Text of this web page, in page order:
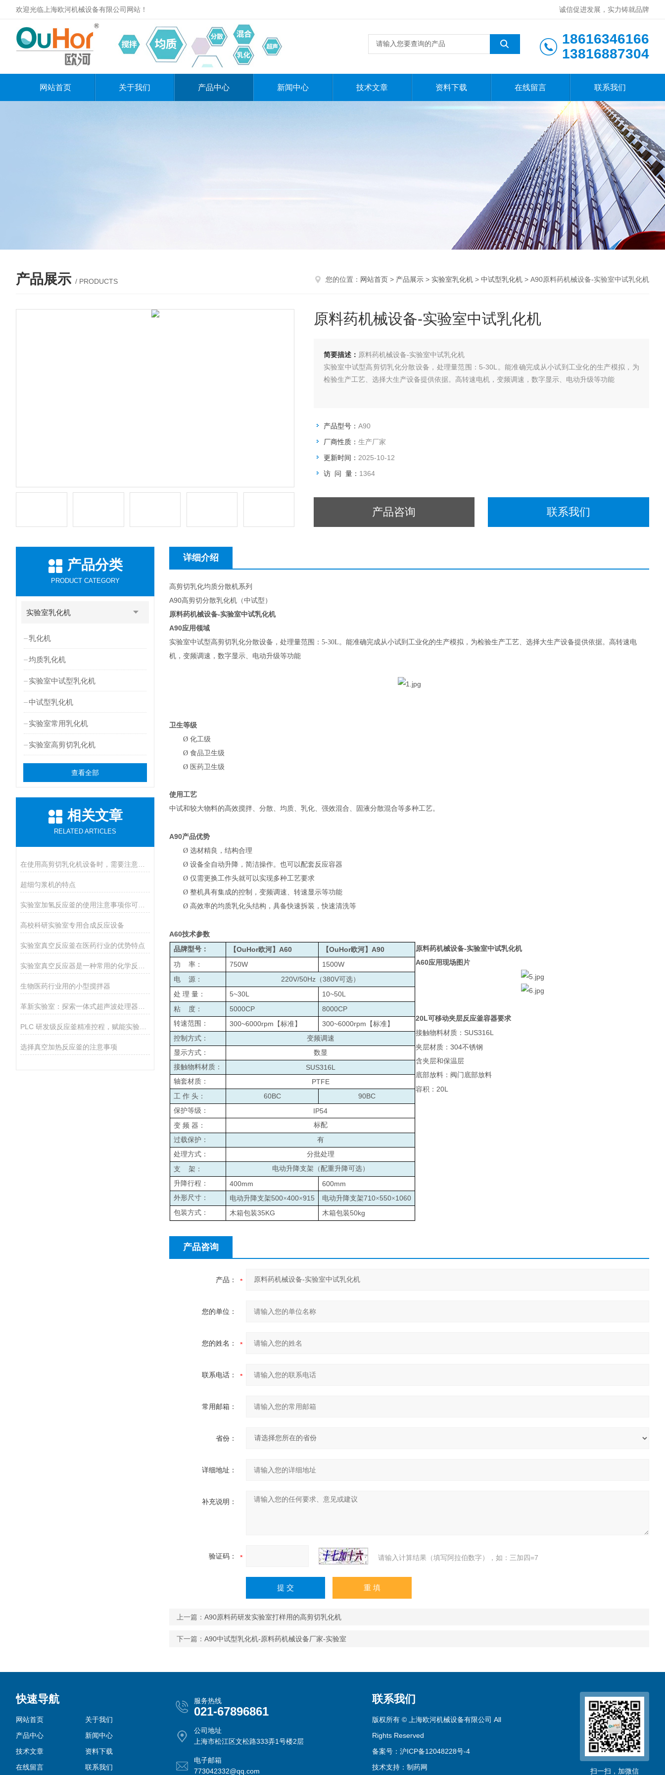
欢迎光临上海欧河机械设备有限公司网站！ 诚信促进发展，实力铸就品牌
18616346166
13816887304
网站首页 关于我们 产品中心 新闻中心 技术文章 资料下载 在线留言 联系我们
产品展示 / PRODUCTS 您的位置： 网站首页 > 产品展示 > 实验室乳化机 > 中试型乳化机 > A90原料药机械设备-实验室中试乳化机
原料药机械设备-实验室中试乳化机
简要描述： 原料药机械设备-实验室中试乳化机
实验室中试型高剪切乳化分散设备，处理量范围：5-30L。能准确完成从小试到工业化的生产模拟，为
检验生产工艺、选择大生产设备提供依据。高转速电机，变频调速，数字显示、电动升级等功能
产品型号： A90
厂商性质： 生产厂家
更新时间： 2025-10-12
访 问 量： 1364
产品咨询 联系我们
产品分类
PRODUCT CATEGORY
实验室乳化机
乳化机
均质乳化机
实验室中试型乳化机
中试型乳化机
实验室常用乳化机
实验室高剪切乳化机
查看全部
相关文章
RELATED ARTICLES
超细匀浆机的特点
高校科研实验室专用合成反应设备
实验室真空反应釜在医药行业的优势特点
生物医药行业用的小型搅拌器
选择真空加热反应釜的注意事项
详细介绍
高剪切乳化均质分散机系列
A90高剪切分散乳化机（中试型）
原料药机械设备-实验室中试乳化机
A90应用领域
实验室中试型高剪切乳化分散设备，处理量范围：5-30L。能准确完成从小试到工业化的生产模拟，为检验生产工艺、选择大生产设备提供依据。高转速电
机，变频调速，数字显示、电动升级等功能
卫生等级
Ø 化工级
Ø 食品卫生级
Ø 医药卫生级
使用工艺
中试和较大物料的高效搅拌、分散、均质、乳化、强效混合、固液分散混合等多种工艺。
A90产品优势
Ø 选材精良，结构合理
Ø 设备全自动升降，简洁操作。也可以配套反应容器
Ø 仅需更换工作头就可以实现多种工艺要求
Ø 整机具有集成的控制，变频调速、转速显示等功能
Ø 高效率的均质乳化头结构，具备快速拆装，快速清洗等
A60技术参数
品牌型号：
【OuHor欧河】 A60 【OuHor欧河】 A90
功 率： 750W 1500W
电 源： 220V/50Hz （380V可选）
处 理 量： 5~30L 10~50L
粘 度： 5000CP 8000CP
转速范围： 300~6000rpm 【标准】 300~6000rpm 【标准】
控制方式：
变频调速
显示方式：
数显
接触物料材质：
SUS316L
轴套材质： PTFE
工 作 头： 60BC 90BC
保护等级： IP54
变 频 器：
标配
过载保护：
有
处理方式：
分批处理
支
架：
电动升降支架（配重升降可选）
升降行程：
400mm 600mm
外形尺寸： 电动升降支架500×400×915 电动升降支架710×550×1060
包装方式： 木箱包装35KG 木箱包装50kg
原料药机械设备-实验室中试乳化机
A60应用现场图片
20L可移动夹层反应釜容器要求
接触物料材质： SUS316L
夹层材质： 304不锈钢
含夹层和保温层
底部放料：阀门底部放料
容积： 20L
产品咨询
产品：
您的单位：
您的姓名：
联系电话：
常用邮箱：
省份：
详细地址：
补充说明：
验证码： 请输入计算结果（填写阿拉伯数字），如：三加四=7
上一篇： A90原料药研发实验室打样用的高剪切乳化机
下一篇： A90中试型乳化机-原料药机械设备厂家-实验室
快速导航
网站首页
关于我们
产品中心
新闻中心
技术文章
资料下载
在线留言
联系我们
服务热线
021-67896861
公司地址
上海市松江区文松路333弄1号楼2层
电子邮箱
773042332@qq.com
联系我们
版权所有 © 上海欧河机械设备有限公司 All
Rights Reserved
备案号：沪ICP备12048228号-4
技术支持： 制药网 扫一扫，加微信